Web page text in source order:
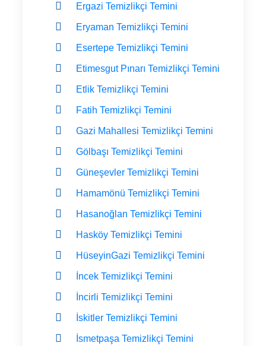
Ergazi Temizlikçi Temini
Eryaman Temizlikçi Temini
Esertepe Temizlikçi Temini
Etimesgut Pınarı Temizlikçi Temini
Etlik Temizlikçi Temini
Fatih Temizlikçi Temini
Gazi Mahallesi Temizlikçi Temini
Gölbaşı Temizlikçi Temini
Güneşevler Temizlikçi Temini
Hamamönü Temizlikçi Temini
Hasanoğlan Temizlikçi Temini
Hasköy Temizlikçi Temini
HüseyinGazi Temizlikçi Temini
İncek Temizlikçi Temini
İncirli Temizlikçi Temini
İskitler Temizlikçi Temini
İsmetpaşa Temizlikçi Temini